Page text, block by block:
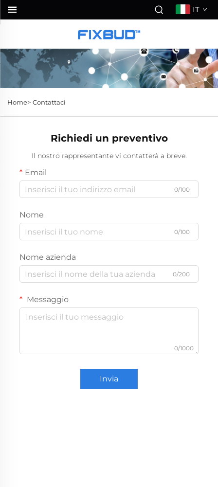
IT
Home> Contattaci
Richiedi un preventivo
Il nostro rappresentante vi contatterà a breve.
Email
0/100
Nome
0/100
Nome azienda
0/200
Messaggio
0/1000
Invia